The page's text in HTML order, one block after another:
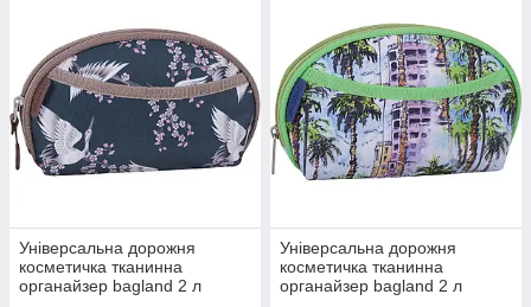
Універсальна дорожня
косметичка тканинна
органайзер bagland 2 л
Універсальна дорожня
косметичка тканинна
органайзер bagland 2 л